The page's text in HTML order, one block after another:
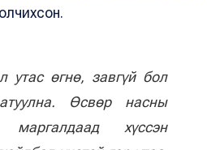
утас өгнө, завгүй бол
Өсвөр насны
маргалдаад хүссэн